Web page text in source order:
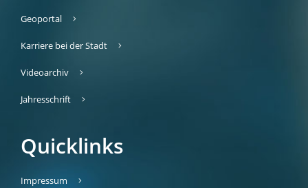
Geoportal
Karriere bei der Stadt
Videoarchiv
Jahresschrift
Quicklinks
Impressum